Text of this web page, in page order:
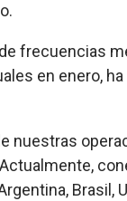
frecuencias
en enero,
nuestras
Brasil,